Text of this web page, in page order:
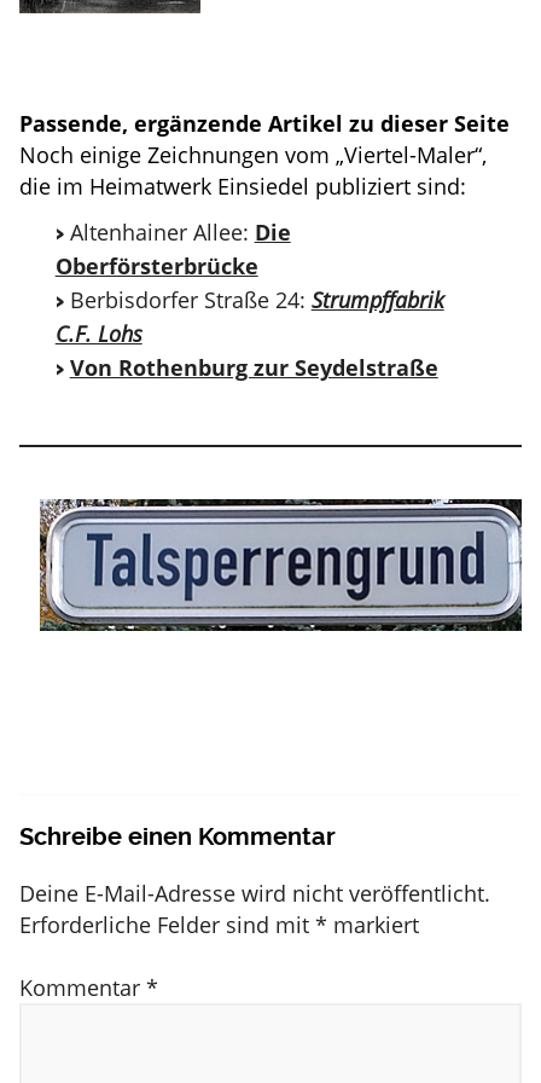
Passende, ergänzende Artikel zu dieser Seite
Noch einige Zeichnungen vom „Viertel-Maler“,
die im Heimatwerk Einsiedel publiziert sind:
Altenhainer Allee: Die
Oberförsterbrücke
Berbisdorfer Straße 24: Strumpffabrik
C.F. Lohs
Von Rothenburg zur Seydelstraße
Schreibe einen Kommentar
Deine E-Mail-Adresse wird nicht veröffentlicht.
Erforderliche Felder sind mit * markiert
Kommentar *